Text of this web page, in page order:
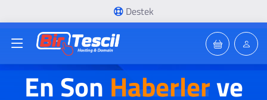
Destek
En Son Haberlerve